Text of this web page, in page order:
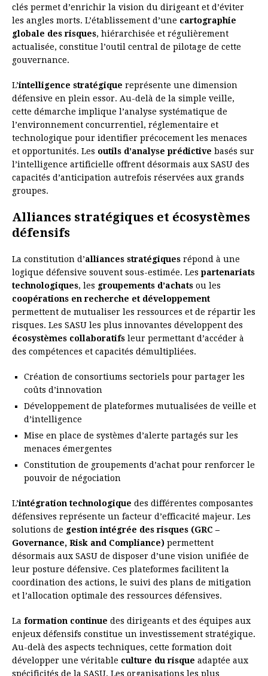
clés permet d’enrichir la vision du dirigeant et d’éviter
les angles morts. L’établissement d’une cartographie
globale des risques, hiérarchisée et régulièrement
actualisée, constitue l’outil central de pilotage de cette
gouvernance.
L’intelligence stratégique représente une dimension
défensive en plein essor. Au-delà de la simple veille,
cette démarche implique l’analyse systématique de
l’environnement concurrentiel, réglementaire et
technologique pour identifier précocement les menaces
et opportunités. Les outils d’analyse prédictive basés sur
l’intelligence artificielle offrent désormais aux SASU des
capacités d’anticipation autrefois réservées aux grands
groupes.
Alliances stratégiques et écosystèmes
défensifs
La constitution d’alliances stratégiques répond à une
logique défensive souvent sous-estimée. Les partenariats
technologiques, les groupements d’achats ou les
coopérations en recherche et développement
permettent de mutualiser les ressources et de répartir les
risques. Les SASU les plus innovantes développent des
écosystèmes collaboratifs leur permettant d’accéder à
des compétences et capacités démultipliées.
Création de consortiums sectoriels pour partager les
coûts d’innovation
Développement de plateformes mutualisées de veille et
d’intelligence
Mise en place de systèmes d’alerte partagés sur les
menaces émergentes
Constitution de groupements d’achat pour renforcer le
pouvoir de négociation
L’intégration technologique des différentes composantes
défensives représente un facteur d’efficacité majeur. Les
solutions de gestion intégrée des risques (GRC –
Governance, Risk and Compliance) permettent
désormais aux SASU de disposer d’une vision unifiée de
leur posture défensive. Ces plateformes facilitent la
coordination des actions, le suivi des plans de mitigation
et l’allocation optimale des ressources défensives.
La formation continue des dirigeants et des équipes aux
enjeux défensifs constitue un investissement stratégique.
Au-delà des aspects techniques, cette formation doit
développer une véritable culture du risque adaptée aux
spécificités de la SASU. Les organisations les plus